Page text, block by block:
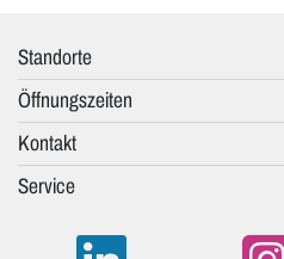
Standorte
Öffnungszeiten
Kontakt
Service